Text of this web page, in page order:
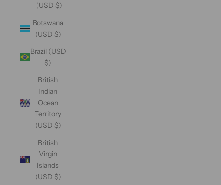
(USD $)
Botswana
(USD $)
Brazil (USD
$)
British
Indian
Ocean
Territory
(USD $)
British
Virgin
Islands
(USD $)